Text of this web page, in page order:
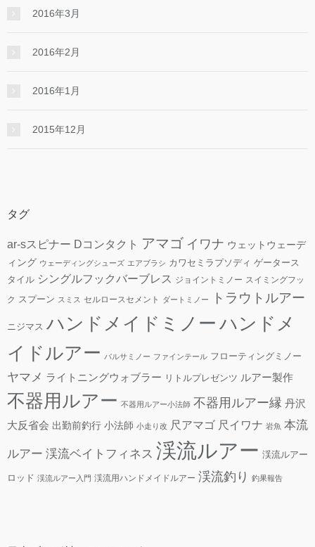
2016年3月
2016年2月
2016年1月
2015年12月
タグ
ar-sスピナー Dコンタクト アマゴ イワナ ウェットウェーデ
ィング ウェーディングシューズ エアブラシ カワセミラプソディ ゲータース
タイル シングルフックバーブレス ジョイントミノー スイミングフッ
ク スプーン スミス セルロースセメント ダートミノー トラウトルアー
ニジマス ハンドメイドミノー ハンドメ
イドルアー バルサミノー ファインテール フローティングミノー
ヤマメ ライトニングウォブラー リトルプレゼンツ ルアー製作
不器用ルアー 不器用ルアー小法師 不器用ルアー縁 丹沢
大反省会 出勤前釣行 小法師 小走り改 尺アマゴ 尺イワナ 岩魚 本流
ルアー 渓流ベイトフィネス 渓流ルアー 渓流ルアー
ロッド 渓流ルアー入門 渓流用ハンドメイドルアー 渓流釣り 釣果報告